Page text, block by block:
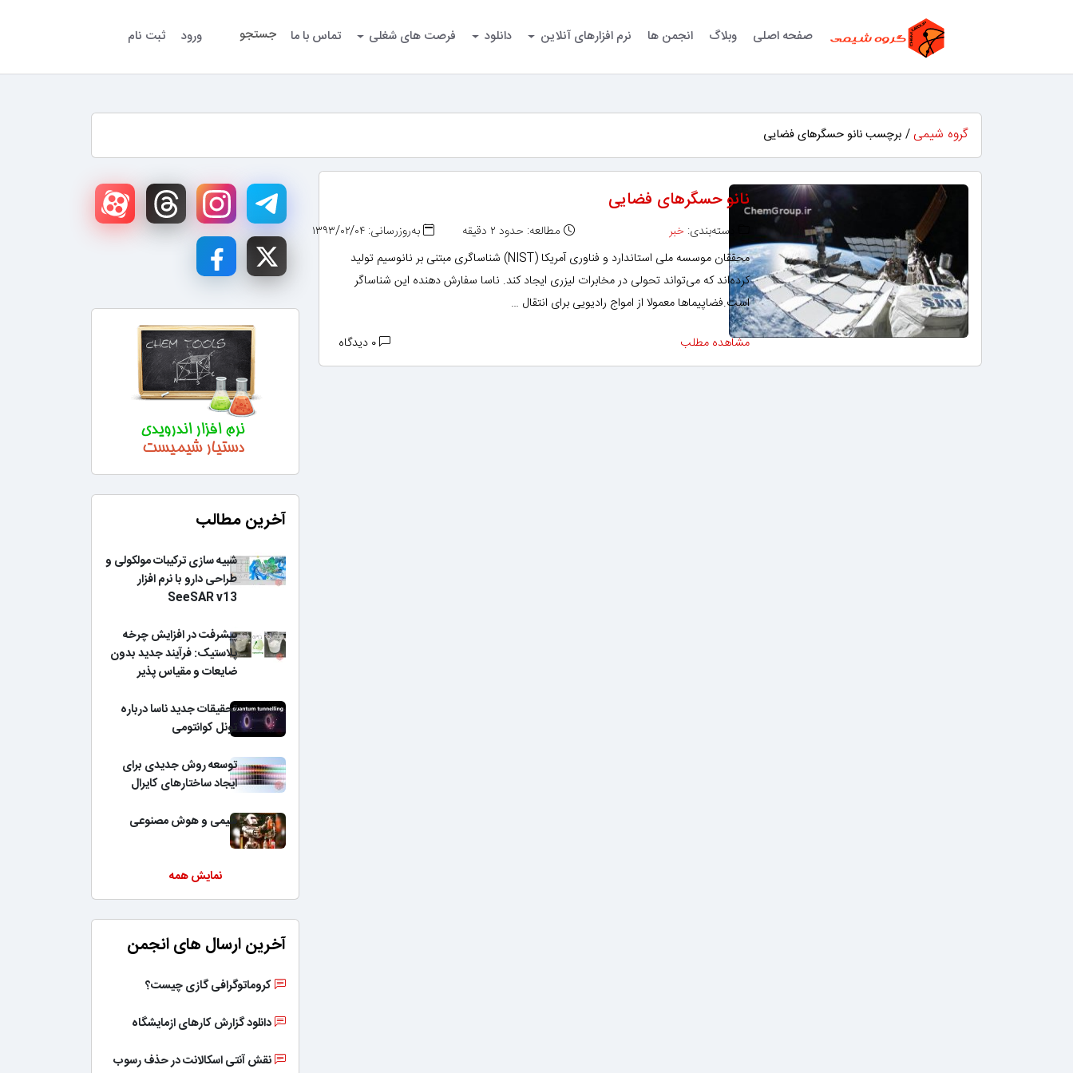
صفحه اصلی وبلاگ انجمن ها نرم افزارهای آنلاین دانلود فرصت های شغلی تماس با ما جستجو ورود ثبت نام
گروه شیمی / برچسب نانو حسگرهای فضایی
نانو حسگرهای فضایی
دسته‌بندی: خبر مطالعه: حدود ۲ دقیقه
به‌روزرسانی: ۱۳۹۳/۰۲/۰۴
محققان موسسه ملی استاندارد و فناوری آمریکا (NIST) شناساگری مبتنی بر نانوسیم تولید
کرده‌اند که می‌تواند تحولی در مخابرات لیزری ایجاد کند. ناسا سفارش دهنده این شناساگر
است.فضاپیماها معمولا از امواج رادیویی برای انتقال …
مشاهده مطلب
آخرین مطالب
شبیه سازی ترکیبات مولکولی و
طراحی دارو با نرم افزار
SeeSAR v13
پیشرفت در افزایش چرخه
پلاستیک: فرآیند جدید بدون
ضایعات و مقیاس پذیر
تحقیقات جدید ناسا درباره
تونل کوانتومی
توسعه روش جدیدی برای
ایجاد ساختارهای کایرال
شیمی و هوش مصنوعی
نمایش همه
آخرین ارسال های انجمن
کروماتوگرافی گازی چیست؟
دانلود گزارش کارهای ازمایشگاه
نقش آنتی اسکالانت در حذف رسوب